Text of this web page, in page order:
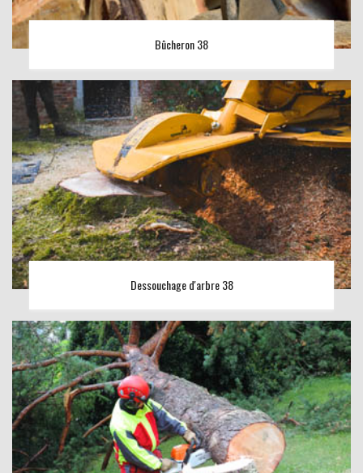
Bûcheron 38
Dessouchage d'arbre 38